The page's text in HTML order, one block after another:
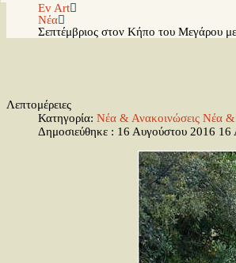
Ev Art
Νέα
Σεπτέμβριος στον Κήπο του Μεγάρου
Λεπτομέρειες
Κατηγορία: Νέα & Ανακοινώσεις Νέα &
Δημοσιεύθηκε : 16 Αυγούστου 2016 16